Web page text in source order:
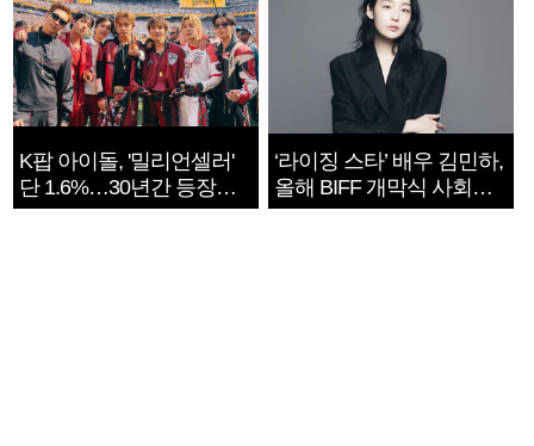
K팝 아이돌, '밀리언셀러'
단 1.6%…30년간 등장
1182개팀 전수조사
‘라이징 스타’ 배우 김민하,
올해 BIFF 개막식 사회자
확정